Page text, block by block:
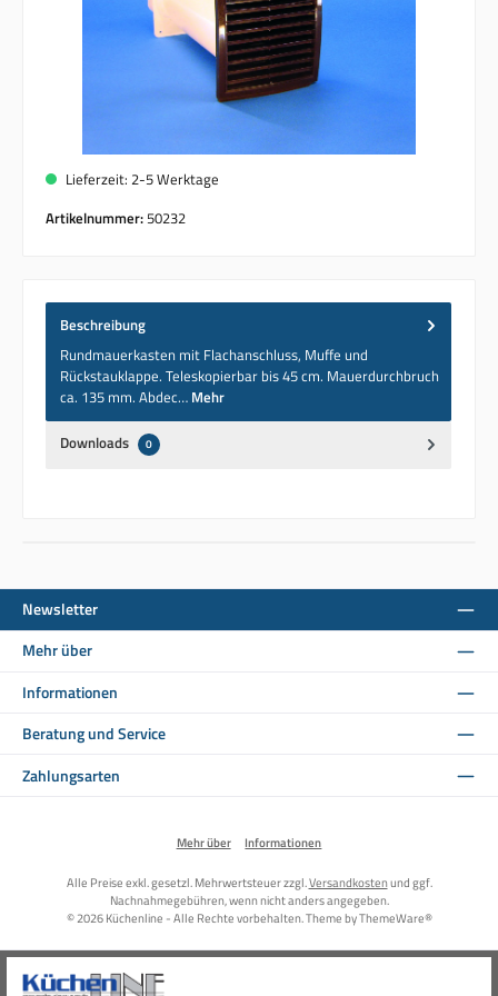
Lieferzeit: 2-5 Werktage
Artikelnummer:50232
Beschreibung
Rundmauerkasten mit Flachanschluss, Muffe und
Rückstauklappe. Teleskopierbar bis 45 cm. Mauerdurchbruch
ca. 135 mm. Abdec… Mehr
Downloads 0
Newsletter
Mehr über
Informationen
Beratung und Service
Zahlungsarten
Mehr über Informationen
Alle Preise exkl. gesetzl. Mehrwertsteuer zzgl.Versandkostenund ggf.
Nachnahmegebühren, wenn nicht anders angegeben.
© 2026 Küchenline - Alle Rechte vorbehalten. Theme byThemeWare®